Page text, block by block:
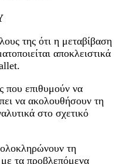
της ότι η μεταβίβαση
αποκλειστικά
που επιθυμούν να
να ακολουθήσουν τη
στο σχετικό
τη
τα προβλεπόμενα